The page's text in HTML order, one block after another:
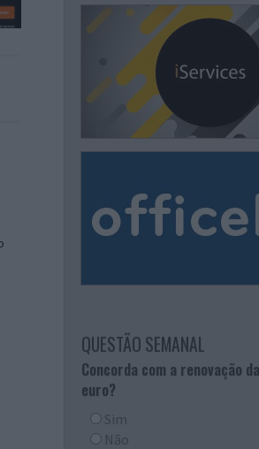
QUESTÃO SEMANAL
Concorda com a renovação
euro?
Sim
Não